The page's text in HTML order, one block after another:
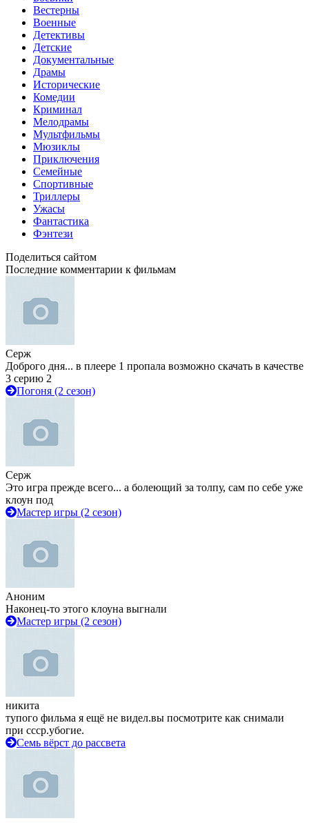
Вестерны
Военные
Детективы
Детские
Документальные
Драмы
Исторические
Комедии
Криминал
Мелодрамы
Мультфильмы
Мюзиклы
Приключения
Семейные
Спортивные
Триллеры
Ужасы
Фантастика
Фэнтези
Поделиться сайтом
Последние комментарии к фильмам
Серж
Доброго дня... в плеере 1 пропала возможно скачать в качестве
3 серию 2
Погоня (2 сезон)
Серж
Это игра прежде всего... а болеющий за толпу, сам по себе уже
клоун под
Мастер игры (2 сезон)
Аноним
Наконец-то этого клоуна выгнали
Мастер игры (2 сезон)
никита
тупого фильма я ещё не видел.вы посмотрите как снимали
при ссср.убогие.
Семь вёрст до рассвета